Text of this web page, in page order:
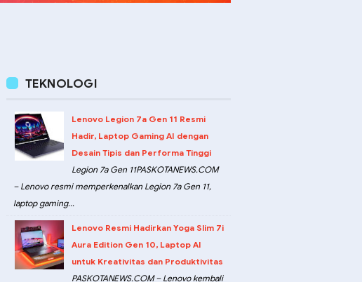
TEKNOLOGI
Lenovo Legion 7a Gen 11 Resmi
Hadir, Laptop Gaming AI dengan
Desain Tipis dan Performa Tinggi
Legion 7a Gen 11PASKOTANEWS.COM
– Lenovo resmi memperkenalkan Legion 7a Gen 11,
laptop gaming...
Lenovo Resmi Hadirkan Yoga Slim 7i
Aura Edition Gen 10, Laptop AI
untuk Kreativitas dan Produktivitas
PASKOTANEWS.COM – Lenovo kembali